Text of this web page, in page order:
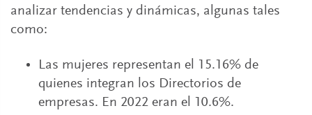
analizar tendencias y dinámicas, algunas tales
como:
Las mujeres representan el 15.16% de
quienes integran los Directorios de
empresas. En 2022 eran el 10.6%.